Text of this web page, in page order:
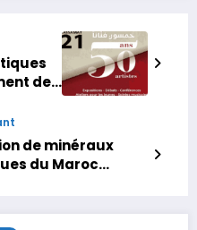
de
de minéraux
du Maroc